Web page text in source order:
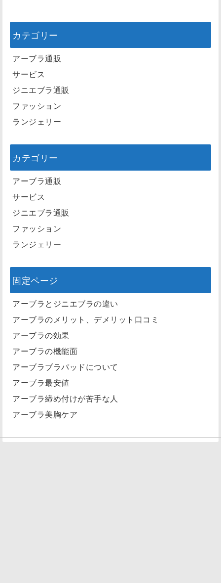
カテゴリー
アーブラ通販
サービス
ジニエブラ通販
ファッション
ランジェリー
カテゴリー
アーブラ通販
サービス
ジニエブラ通販
ファッション
ランジェリー
固定ページ
アーブラとジニエブラの違い
アーブラのメリット、デメリット口コミ
アーブラの効果
アーブラの機能面
アーブラブラパッドについて
アーブラ最安値
アーブラ締め付けが苦手な人
アーブラ美胸ケア